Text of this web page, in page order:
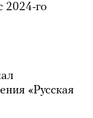
2024-го
«Русская